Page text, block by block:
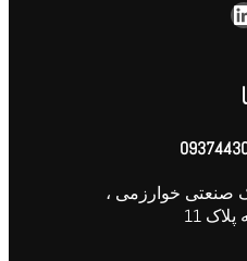
صنعتی خوارزمی ،
11